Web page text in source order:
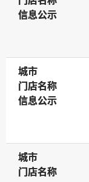
信息公示
信息公示
城市
城市
门店名称
门店名称
信息公示
信息公示
城市
城市
门店名称
门店名称